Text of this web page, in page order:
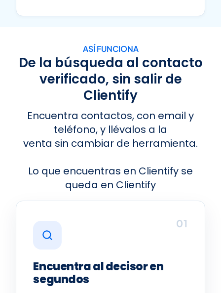
ASÍ FUNCIONA
De la búsqueda al contacto
verificado, sin salir de
Clientify
Encuentra contactos, con email y
teléfono, y llévalos a la
venta sin cambiar de herramienta.
Lo que encuentras en Clientify se
queda en Clientify
01
Encuentra al decisor en
segundos